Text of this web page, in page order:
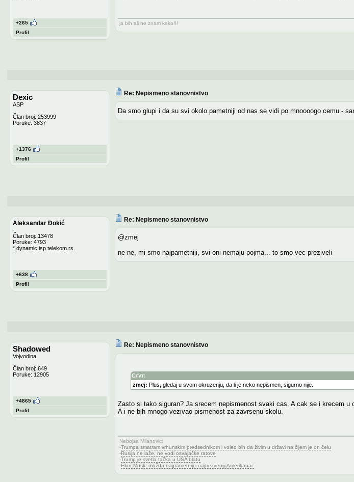
+265
Profil
ja bih ali ne znam kako!!!
Dexic
ASP
Član broj: 253999
Poruke: 3837
+1376
Profil
Re: Nepismeno stanovnistvo
Da smo glupi i da su svi okolo pametniji od nas se vidi po mnoooogo cemu -
Aleksandar Đokić
Član broj: 13478
Poruke: 4793
*.dynamic.isp.telekom.rs.
+638
Profil
Re: Nepismeno stanovnistvo
@zmej
ne ne, mi smo najpametniji, svi oni nemaju pojma... to smo vec preziveli
Shadowed
Vojvodina
Član broj: 649
Poruke: 12905
+4865
Profil
Re: Nepismeno stanovnistvo
Citat:
zmej: Plus, gledaj u svom okruzenju, da li je neko nepismen, sigurno nije.
Zasto si tako siguran? Ja srecem nepismenost svaki cas. A cak se i krecem u
A i ne bih mnogo vezivao pismenost za zavrsenu skolu.
Nebojsa Milanovic:
-Trumpa smatram vrhunskim predsednikom i voleo bih da živim u državi na čijem je on čelu
-Rusija ne laže, ne vodi osvajačke ratove
-Trump je svetla tačka u USA blatu
-Elon Musk, možda najpametniji i najtrezveniji Amerikanac